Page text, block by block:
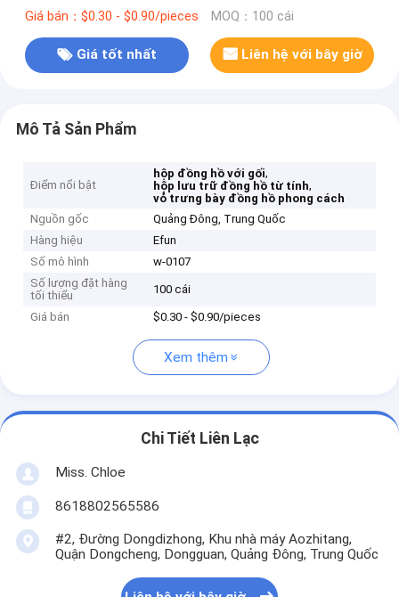
Giá bán：$0.30 - $0.90/pieces MOQ：100 cái
Giá tốt nhất Liên hệ với bây giờ
Mô Tả Sản Phẩm
Điểm nổi bật
hộp đồng hồ với gối,
hộp lưu trữ đồng hồ từ tính,
vỏ trưng bày đồng hồ phong cách
Nguồn gốc
Quảng Đông, Trung Quốc
Hàng hiệu
Efun
Số mô hình
w-0107
Số lượng đặt hàng
tối thiểu
100 cái
Giá bán $0.30 - $0.90/pieces
Xem thêm
Chi Tiết Liên Lạc
Miss. Chloe
8618802565586
#2, Đường Dongdizhong, Khu nhà máy Aozhitang,
Quận Dongcheng, Dongguan, Quảng Đông, Trung Quốc